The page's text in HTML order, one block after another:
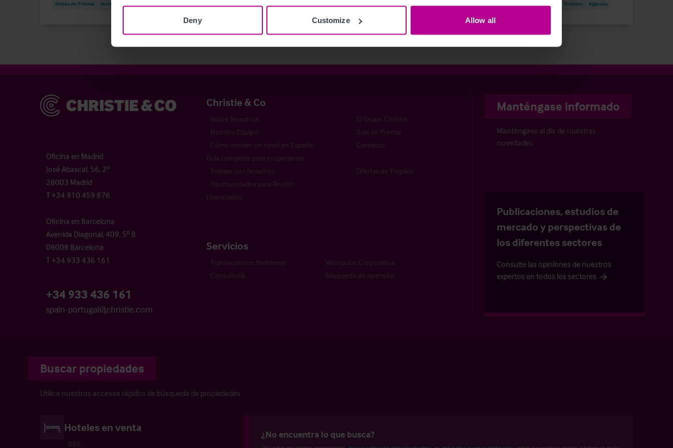
Deny Customize Allow all
Notas de Prensa Hoteles Hoteles Agencia
Christie & Co
Oficina en Madrid
José Abascal, 56, 2º
28003 Madrid
T +34 910 459 876
Oficina en Barcelona
Avenida Diagonal, 409, 5º B
08008 Barcelona
T +34 933 436 161
+34 933 436 161
spain-portugal@christie.com
Christie & Co
Sobre Nosotros
El Grupo Christie
Nuestro Equipo
Sala de Prensa
Cómo vender un hotel en España:
Guía completa para propietarios
Contacto
Trabaja con Nosotros
Ofertas de Empleo
Oportunidades para Recién
Licenciados
Servicios
Transacciones Hoteleras
Valoración Corporativa
Consultoría
Búsqueda de operador
Manténgase informado
Manténgase al día de nuestras
novedades
Publicaciones, estudios de
mercado y perspectivas de
los diferentes sectores
Consulte las opiniones de nuestros
expertos en todos los sectores
Buscar propiedades
Utilice nuestros accesos rápidos de búsqueda de propiedades
Hoteles en venta
B&B
¿No encuentra lo que busca?